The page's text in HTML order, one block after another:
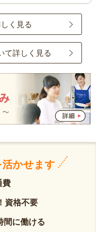
く見る
て詳しく見る
活かせます
費
資格不要
間に働ける